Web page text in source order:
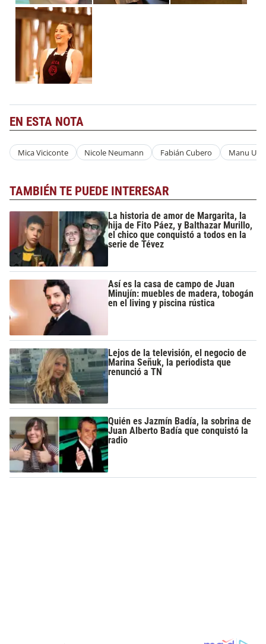
EN ESTA NOTA
Mica Viciconte Nicole Neumann Fabián Cubero Manu
TAMBIÉN TE PUEDE INTERESAR
La historia de amor de Margarita, la
hija de Fito Páez, y Balthazar Murillo,
el chico que conquistó a todos en la
serie de Tévez
Así es la casa de campo de Juan
Minujín: muebles de madera, tobogán
en el living y piscina rústica
Lejos de la televisión, el negocio de
Marina Señuk, la periodista que
renunció a TN
Quién es Jazmín Badía, la sobrina de
Juan Alberto Badía que conquistó la
radio